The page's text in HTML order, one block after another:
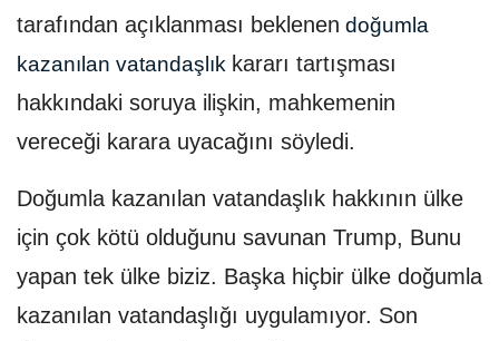
tarafından açıklanması beklenen doğumla
kazanılan vatandaşlık kararı tartışması
hakkındaki soruya ilişkin, mahkemenin
vereceği karara uyacağını söyledi.
Doğumla kazanılan vatandaşlık hakkının ülke
için çok kötü olduğunu savunan Trump, Bunu
yapan tek ülke biziz. Başka hiçbir ülke doğumla
kazanılan vatandaşlığı uygulamıyor. Son